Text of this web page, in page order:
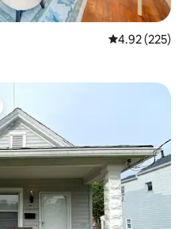
Calificación
4.92 (225)